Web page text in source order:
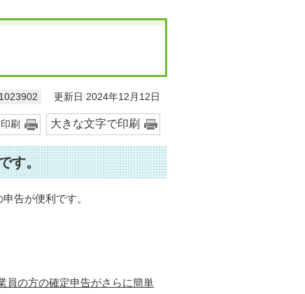
更新日 2024年12月12日
印刷 大きな文字で印刷
す。
告が便利です。
員の方の確定申告がさらに簡単